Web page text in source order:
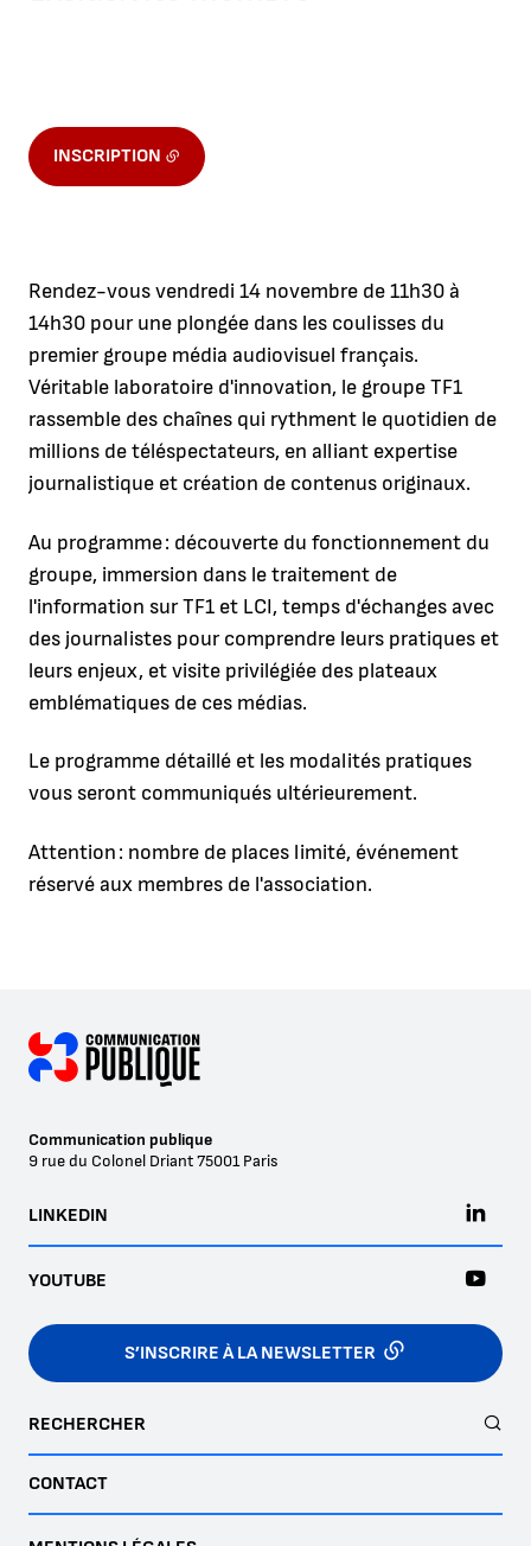
INSCRIPTION
Rendez-vous vendredi 14 novembre de 11h30 à
14h30 pour une plongée dans les coulisses du
premier groupe média audiovisuel français.
Véritable laboratoire d'innovation, le groupe TF1
rassemble des chaînes qui rythment le quotidien de
millions de téléspectateurs, en alliant expertise
journalistique et création de contenus originaux.
Au programme : découverte du fonctionnement du
groupe, immersion dans le traitement de
l'information sur TF1 et LCI, temps d'échanges avec
des journalistes pour comprendre leurs pratiques et
leurs enjeux, et visite privilégiée des plateaux
emblématiques de ces médias.
Le programme détaillé et les modalités pratiques
vous seront communiqués ultérieurement.
Attention : nombre de places limité, événement
réservé aux membres de l'association.
Communication publique
9 rue du Colonel Driant75001 Paris
S’INSCRIRE À LA NEWSLETTER
LINKEDIN
YOUTUBE
RECHERCHER
CONTACT